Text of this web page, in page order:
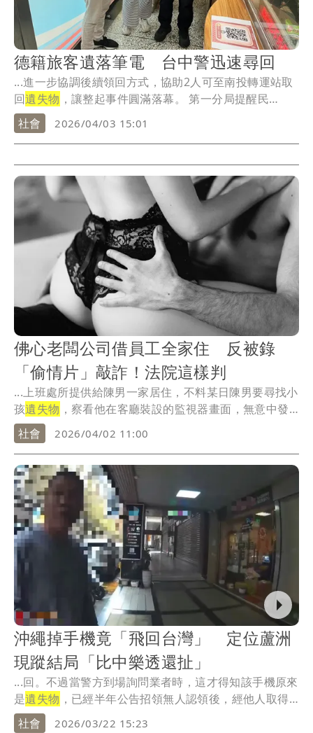
德籍旅客遺落筆電 台中警迅速尋回
...進一步協調後續領回方式，協助2人可至南投轉運站取
回遺失物 ，讓整起事件圓滿落幕。 第一分局提醒民
眾，...
社會 2026/04/03 15:01
佛心老闆公司借員工全家住 反被錄
「偷情片」敲詐！法院這樣判
...上班處所提供給陳男一家居住，不料某日陳男要尋找小
孩遺失物 ，察看他在客廳裝設的監視器畫面，無意中發
現老...
社會 2026/04/02 11:00
沖繩掉手機竟「飛回台灣」 定位蘆洲
現蹤結局「比中樂透還扯」
...回。不過當警方到場詢問業者時，這才得知該手機原來
是遺失物 ，已經半年公告招領無人認領後，經他人取得
所有...
社會 2026/03/22 15:23